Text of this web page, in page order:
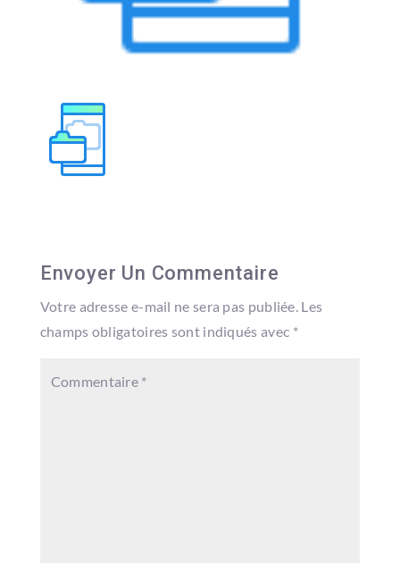
Envoyer Un Commentaire
Votre adresse e-mail ne sera pas publiée. Les
champs obligatoires sont indiqués avec *